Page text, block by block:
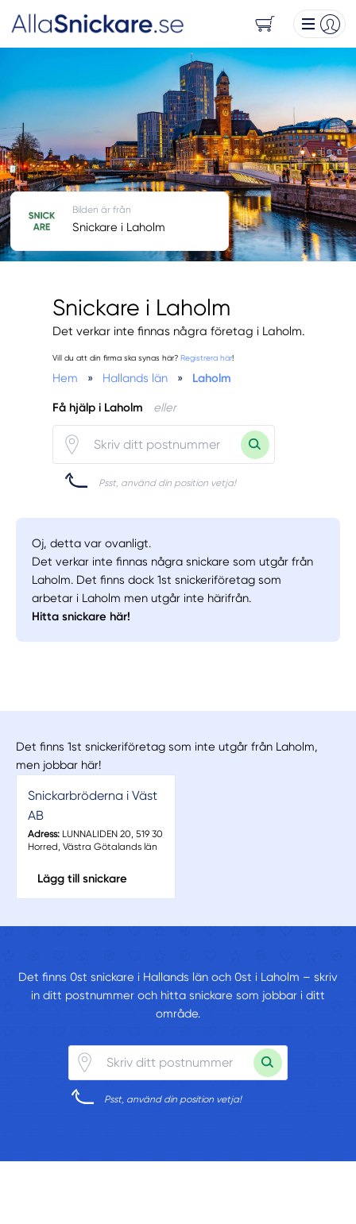
Snickare i Laholm
Det verkar inte finnas några företag i Laholm.
Vill du att din firma ska synas här? Registrera här!
Hem » Hallands län » Laholm
Få hjälp i Laholm eller
Psst, använd din position vetja!
Bilden är från
Snickare i Laholm
Oj, detta var ovanligt.
Det verkar inte finnas några snickare som utgår från
Laholm. Det finns dock 1st snickeriföretag som
arbetar i Laholm men utgår inte härifrån.
Hitta snickare här!
Det finns 1st snickeriföretag som inte utgår från Laholm,
men jobbar här!
Snickarbröderna i Väst
AB
Adress:LUNNALIDEN 20, 519 30
Horred, Västra Götalands län
Lägg till snickare
Det finns 0st snickare i Hallands län och 0st i Laholm – skriv
in ditt postnummer och hitta snickare som jobbar i ditt
område.
Psst, använd din position vetja!